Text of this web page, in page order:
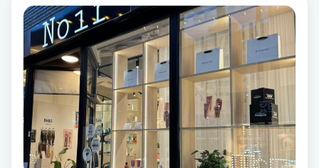
LPG-massage
Luggklippning
Lymfmassage
Läpptatuering